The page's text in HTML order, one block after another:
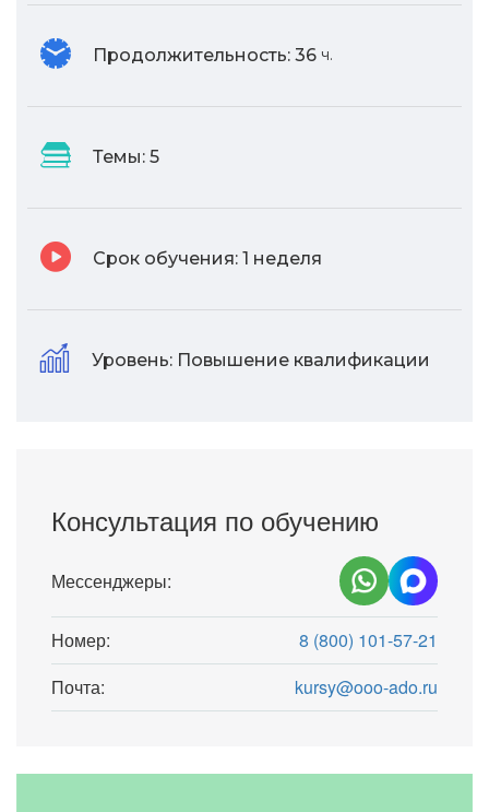
Продолжительность: 36 ч.
Темы: 5
Срок обучения: 1 неделя
Уровень: Повышение квалификации
Консультация по обучению
Мессенджеры:
Номер:
8 (800) 101-57-21
Почта:
kursy@ooo-ado.ru